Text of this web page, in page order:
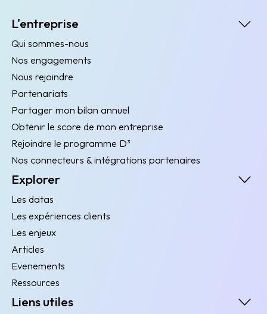
L'entreprise
Qui sommes-nous
Nos engagements
Nous rejoindre
Partenariats
Partager mon bilan annuel
Obtenir le score de mon entreprise
Rejoindre le programme D³
Nos connecteurs & intégrations partenaires
Explorer
Les datas
Les expériences clients
Les enjeux
Articles
Evenements
Ressources
Liens utiles